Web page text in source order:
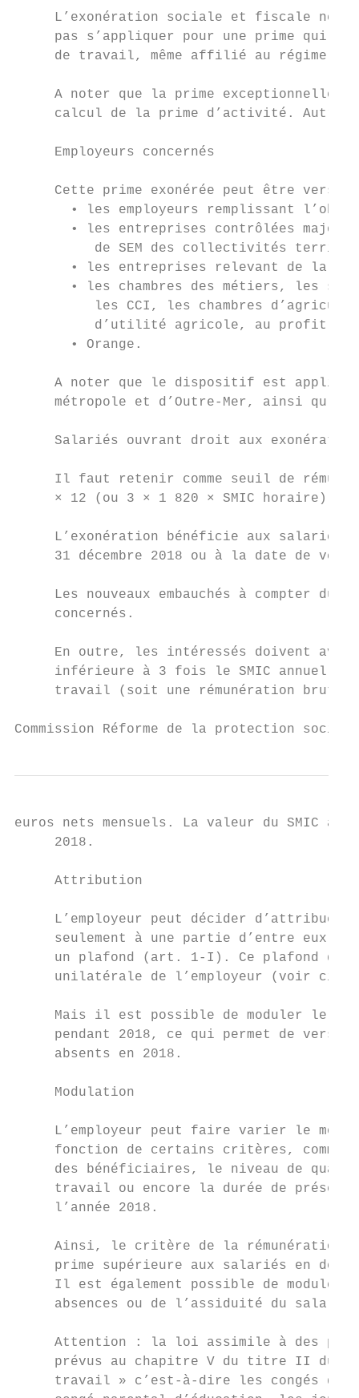
L’exonération sociale et fiscale ne
pas s’appliquer pour une prime qui
de travail, même affilié au régime
A noter que la prime exceptionnelle
calcul de la prime d’activité.
     Employeurs concernés
Cette prime exonérée peut être versée
• les employeurs remplissant
• les entreprises contrôlées
de SEM des collectivités
• les entreprises relevant de la
• les chambres des métiers, les
les CCI, les chambres
d’utilité agricole, au profit
       • Orange.
A noter que le dispositif est
métropole et d’Outre-Mer, ainsi qu’à
Salariés ouvrant droit aux
Il faut retenir comme seuil de
     × 12 (ou 3 × 1 820 × SMIC horaire).
L’exonération bénéficie aux salariés
31 décembre 2018 ou à la date de
Les nouveaux embauchés à compter du
     concernés.
En outre, les intéressés doivent
inférieure à 3 fois le SMIC annuel
travail (soit une rémunération brute
Commission Réforme de la protection
euros nets mensuels. La valeur du SMIC à
     2018.
     Attribution
L’employeur peut décider d’attribuer
seulement à une partie d’entre eux :
un plafond (art. 1-I). Ce plafond
unilatérale de l’employeur (voir ci-
Mais il est possible de moduler le
pendant 2018, ce qui permet de
     absents en 2018.
     Modulation
L’employeur peut faire varier le
fonction de certains critères, comme
des bénéficiaires, le niveau de
travail ou encore la durée de
     l’année 2018.
Ainsi, le critère de la rémunération
prime supérieure aux salariés en
Il est également possible de moduler
     absences ou de l’assiduité du salarié.
Attention : la loi assimile à des
prévus au chapitre V du titre II du
travail » c’est-à-dire les congés de